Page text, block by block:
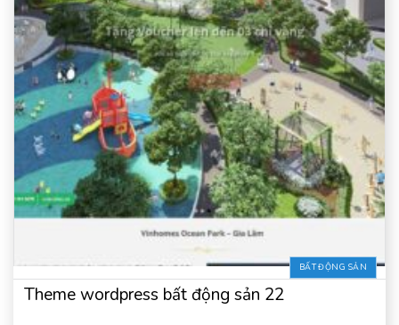
BẤT ĐỘNG SẢN
Theme wordpress bất động sản 22